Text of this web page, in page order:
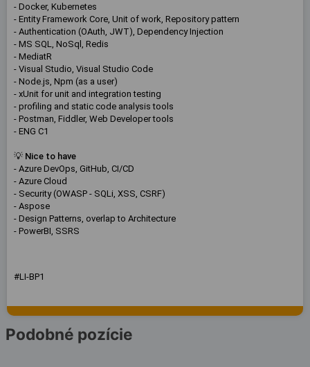
- Docker, Kubernetes
- Entity Framework Core, Unit of work, Repository pattern
- Authentication (OAuth, JWT), Dependency Injection
- MS SQL, NoSql, Redis
- MediatR
- Visual Studio, Visual Studio Code
- Node.js, Npm (as a user)
- xUnit for unit and integration testing
- profiling and static code analysis tools
- Postman, Fiddler, Web Developer tools
- ENG C1
💡 Nice to have
- Azure DevOps, GitHub, CI/CD
- Azure Cloud
- Security (OWASP - SQLi, XSS, CSRF)
- Aspose
- Design Patterns, overlap to Architecture
- PowerBI, SSRS
#LI-BP1
Podobné pozície